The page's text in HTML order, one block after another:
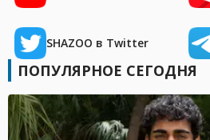
SHAZOO в Twitter
ПОПУЛЯРНОЕ СЕГОДНЯ